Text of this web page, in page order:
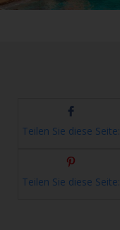
Teilen Sie diese Seite:
Teilen Sie diese Seite: